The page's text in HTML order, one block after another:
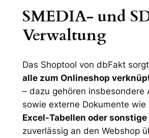
SMEDIA- und
Verwaltung
Das Shoptool von dbFakt
alle zum Onlineshop
– dazu gehören insbesondere
sowie externe Dokumente wie
Excel-Tabellen oder
zuverlässig an den Webshop